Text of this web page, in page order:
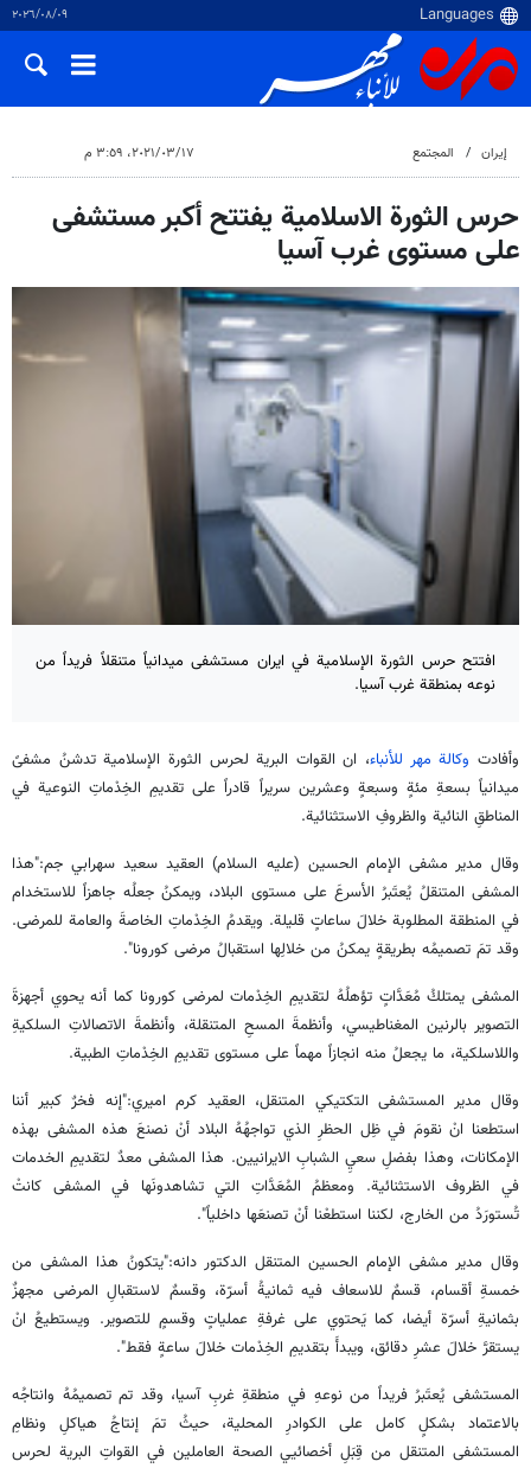
٠٩‏/٠٨‏/٢٠٢٦
إيران المجتمع ١٧‏/٠٣‏/٢٠٢١، ٣:٥٩ م
حرس الثورة الاسلامية يفتتح أكبر مستشفى
على مستوى غرب آسيا
افتتح حرس الثورة الإسلامية في ايران مستشفى ميدانياً متنقلاً فريداً من
نوعه بمنطقة غرب آسيا.
وأفادت وكالة مهر للأنباء، ان القوات البرية لحرس الثورة الإسلامية تدشنُ مشفىً
ميدانياً بسعةِ مئةٍ وسبعةٍ وعشرين سريراً قادراً على تقديمِ الخِدْماتِ النوعية في
المناطقِ النائية والظروفِ الاستثنائية.
وقال مدير مشفى الإمام الحسين (عليه السلام) العقيد سعيد سهرابي جم:"هذا
المشفى المتنقلُ يُعتَبرُ الأسرعَ على مستوى البلاد، ويمكنُ جعلُه جاهزاً للاستخدام
في المنطقة المطلوبة خلالَ ساعاتٍ قليلة. ويقدمُ الخِدْماتِ الخاصةَ والعامة للمرضى.
وقد تمَ تصميمُه بطريقةٍ يمكنُ من خلالِها استقبالُ مرضى كورونا".
المشفى يمتلكُ مُعَدَّاتٍ تؤهلُهُ لتقديمِ الخِدْمات لمرضى كورونا كما أنه يحوي أجهزةَ
التصوير بالرنين المغناطيسي، وأنظمةَ المسحِ المتنقلة، وأنظمةَ الاتصالاتِ السلكيةِ
واللاسلكية، ما يجعلُ منه انجازاً مهماً على مستوى تقديمِ الخِدْماتِ الطبية.
وقال مدير المستشفى التكتيكي المتنقل، العقيد كرم اميري:"إنه فخرٌ كبير أننا
استطعنا انْ نقومَ في ظِل الحظرِ الذي تواجهُهُ البلاد أنْ نصنعَ هذه المشفى بهذه
الإمكانات، وهذا بفضلِ سعيِ الشبابِ الايرانيين. هذا المشفى معدٌ لتقديمِ الخدمات
في الظروف الاستثنائية. ومعظمُ المُعَدَّاتِ التي تشاهدونَها في المشفى كانتْ
تُستورَدُ من الخارج، لكننا استطعْنا أنْ تصنعَها داخلياً".
وقال مدير مشفى الإمام الحسين المتنقل الدكتور دانه:"يتكونُ هذا المشفى من
خمسةِ أقسام، قسمٌ للاسعاف فيه ثمانيةُ أسرّة، وقسمٌ لاستقبالِ المرضى مجهزٌ
بثمانيةِ أسرّة أيضا، كما يَحتوي على غرفةِ عملياتٍ وقسمٍ للتصوير. ويستطيعُ انْ
يستقرَّ خلالَ عشرِ دقائق، ويبدأَ بتقديمِ الخِدْمات خلالَ ساعةٍ فقط".
المستشفى يُعتَبرُ فريداً من نوعهِ في منطقةِ غربِ آسيا، وقد تم تصميمُهُ وانتاجُه
بالاعتماد بشكلٍ كامل على الكوادرِ المحلية، حيثُ تمَ إنتاجُ هياكلِ ونظامِ
المستشفى المتنقل من قِبَلِ أخصائيي الصحة العاملين في القواتِ البرية لحرس